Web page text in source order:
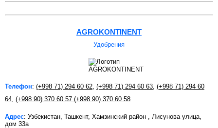
AGROKONTINENT
Удобрения
Телефон: (+998 71) 294 60 62 (+998 71) 294 60 63 (+998 71) 294 60
64 (+998 90) 370 60 57 (+998 90) 370 60 58
Адрес: Узбекистан, Ташкент, Хамзинский район , Лисунова улица,
дом 33а